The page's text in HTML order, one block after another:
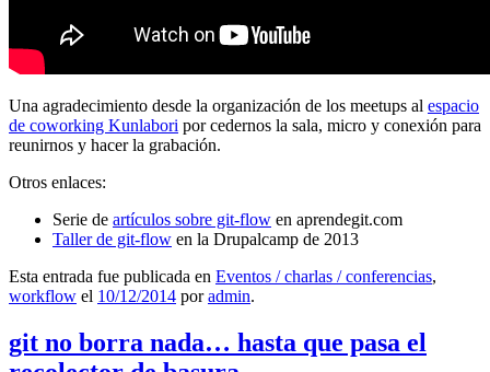
Una agradecimiento desde la organización de los meetups al espacio
de coworking Kunlabori por cedernos la sala, micro y conexión para
reunirnos y hacer la grabación.
Otros enlaces:
Serie de artículos sobre git-flow en aprendegit.com
Taller de git-flow en la Drupalcamp de 2013
Esta entrada fue publicada en Eventos / charlas / conferencias,
workflow el 10/12/2014 poradmin.
git no borra nada… hasta que pasa el